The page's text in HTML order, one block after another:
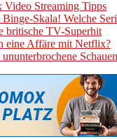
Streaming Tipps
Skala! Welche
britische TV-Superhit
eine Affäre mit Netflix?